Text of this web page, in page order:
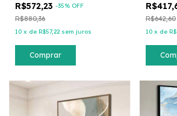
R$572,23 -35% OFF
R$880,36
10 x de R$57,22 sem juros
Comprar
R$642,60
10 x de